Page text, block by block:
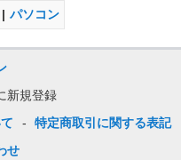
パソコン
新規登録
-
特定商取引に関する表記
せ